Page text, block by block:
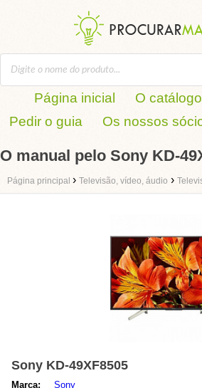
Página inicial
O
Pedir o guia
Os nossos
O manual pelo Sony KD-
Página principal › Televisão, vídeo, áudio ›
Sony KD-49XF8505
Marca:
Sony